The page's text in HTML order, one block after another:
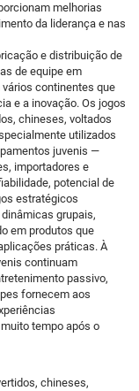
melhorias
da liderança e nas
e distribuição de
de equipe em
continentes que
e a inovação. Os jogos
chineses, voltados
utilizados
juvenis —
importadores e
potencial de
estratégicos
grupais,
em produtos que
práticas. À
continuam
passivo,
fornecem aos
tempo após o
chineses,